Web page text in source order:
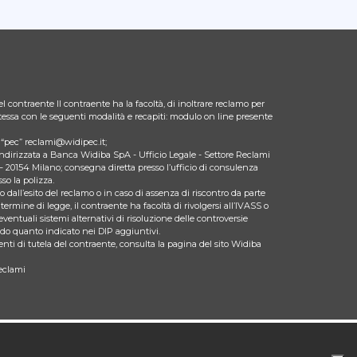
Il contraente ha la facoltà, di inoltrare reclamo per
con le seguenti modalità e recapiti: modulo on line presente
reclami@widipec.it;
a Banca Widiba SpA - Ufficio Legale - Settore Reclami
20154 Milano; consegna diretta presso l’ufficio di consulenza
la polizza.
dall’esito del reclamo o in caso di assenza di riscontro da parte
di legge, il contraente ha facoltà di rivolgersi all’IVASS o
sistemi alternativi di risoluzione delle controversie
quanto indicato nei DIP aggiuntivi.
di tutela del contraente, consulta la pagina del sito Widiba